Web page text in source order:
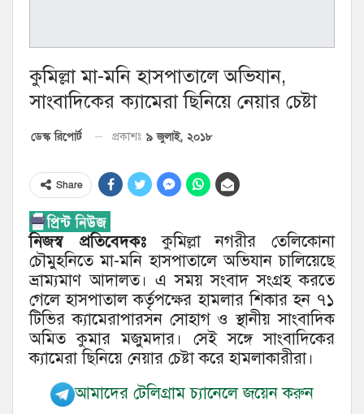
কুমিল্লা মা-মনি হাসপাতালে অভিযান,
সাংবাদিকের ক্যামেরা ছিনিয়ে নেয়ার চেষ্টা
ডেস্ক রিপোর্ট প্রকাশঃ ৯ জুলাই, ২০১৮
Share
নিজস্ব প্রতিবেদকঃকুমিল্লা নগরীর তেলিকোনা
চৌমুহনিতে মা-মনি হাসপাতালে অভিযান চালিয়েছে
ভ্রাম্যমাণ আদালত। এ সময় সংবাদ সংগ্রহ করতে
গেলে হাসপাতাল কর্তৃপক্ষের হামলার শিকার হন ৭১
টিভির ক্যামেরাপারসন সোহাগ ও স্থানীয় সাংবাদিক
অমিত কুমার মজুমদার। সেই সঙ্গে সাংবাদিকের
ক্যামেরা ছিনিয়ে নেয়ার চেষ্টা করে হামলাকারীরা।
আমাদের টেলিগ্রাম চ্যানেলে জয়েন করুন